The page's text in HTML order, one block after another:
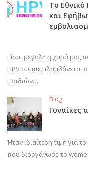
Το
και
Είναι μεγάλη η χαρά μας
HPV συμπεριλαμβάνεται
Παιδιών…
Blog
Γυναίκες
Ήταν ιδιαίτερη τιμή για
που διοργάνωσε το